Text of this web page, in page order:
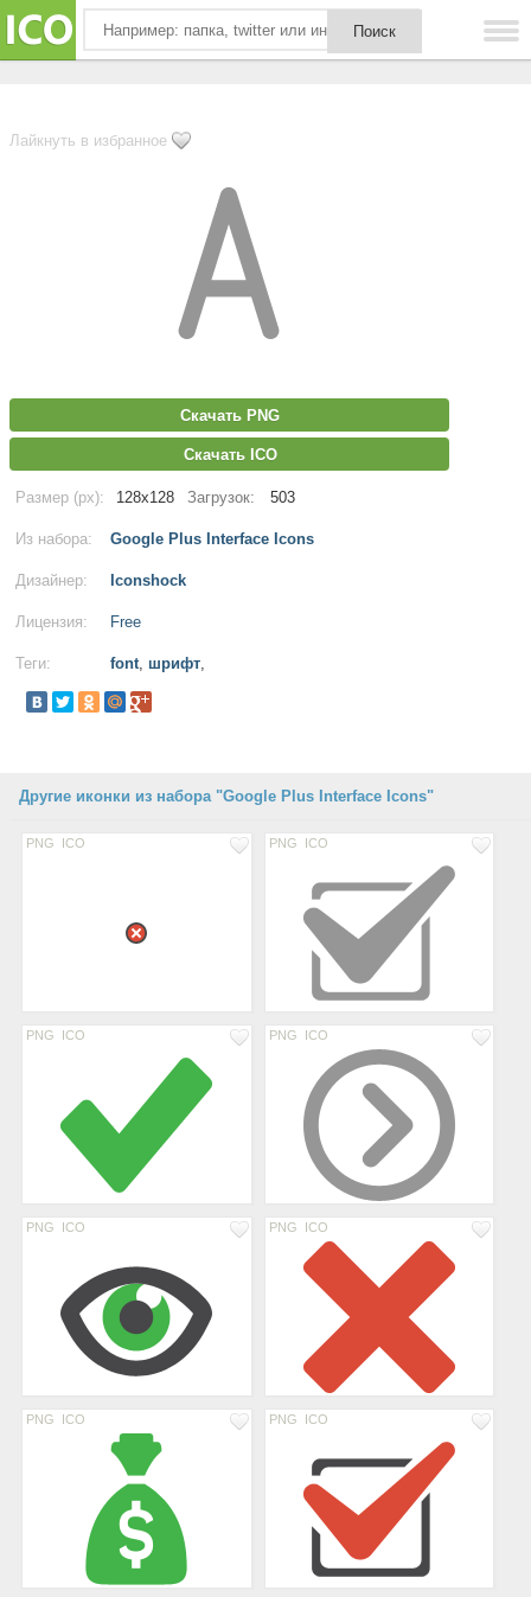
Лайкнуть в избранное
Скачать PNG
Скачать ICO
Размер (px): 128x128 Загрузок: 503
Из набора: Google Plus Interface Icons
Дизайнер: Iconshock
Лицензия: Free
Теги: font, шрифт,
Другие иконки из набора "Google Plus Interface Icons"
PNG ICO PNG ICO
PNG ICO PNG ICO
PNG ICO PNG ICO
PNG ICO PNG ICO